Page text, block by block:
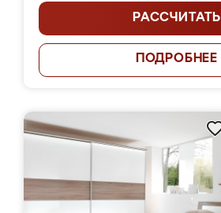
РАССЧИТАТЬ
ПОДРОБНЕЕ